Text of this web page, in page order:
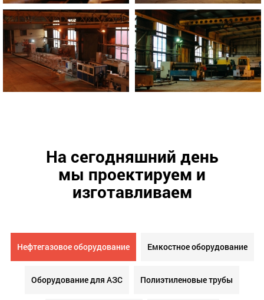
На сегодняшний день
мы проектируем и
изготавливаем
Нефтегазовое оборудование Емкостное оборудование
Оборудование для АЗС Полиэтиленовые трубы